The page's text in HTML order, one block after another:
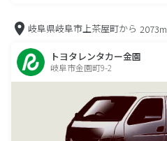
岐阜県岐阜市上茶屋町から 2073m
トヨタレンタカー金園
岐阜市金園町9-2